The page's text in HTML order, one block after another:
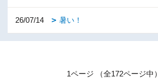
26/07/14 暑い！
1ページ （全172ページ中）